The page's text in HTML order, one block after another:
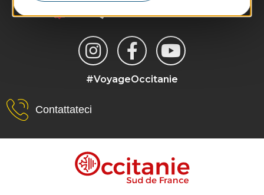
#VoyageOccitanie
Contattateci